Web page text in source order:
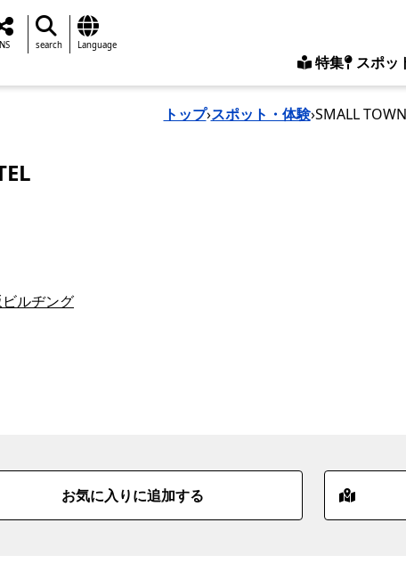
特集 スポッ
search Language
トップ›スポット・体験›SMALL
ルヂング
お気に入りに追加する